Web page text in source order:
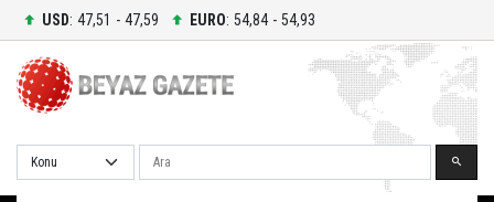
USD: 47,51 - 47,59 EURO: 54,84 - 54,93
Ara